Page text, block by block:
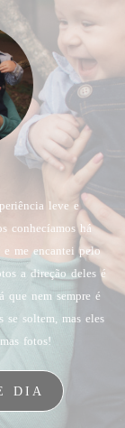
leve e
conhecíamos há
e me encantei pelo
a direção deles é
que nem sempre é
se soltem, mas eles
fotos!
DIA